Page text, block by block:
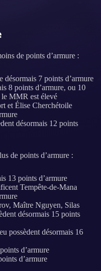
de points d’armure :
7 points d’armure
8 points d’armure, ou 10
le MMR est élevé
et Élise Cherchétoile
désormais 12 points
de points d’armure :
13 points d’armure
Tempête-de-Mana
Maître Nguyen, Silas
désormais 15 points
possèdent désormais 16
d’armure
d’armure